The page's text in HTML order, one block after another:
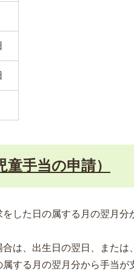
手当の申請）
した日の属する月の翌月
は、出生日の翌日、また
する月の翌月分から手当が